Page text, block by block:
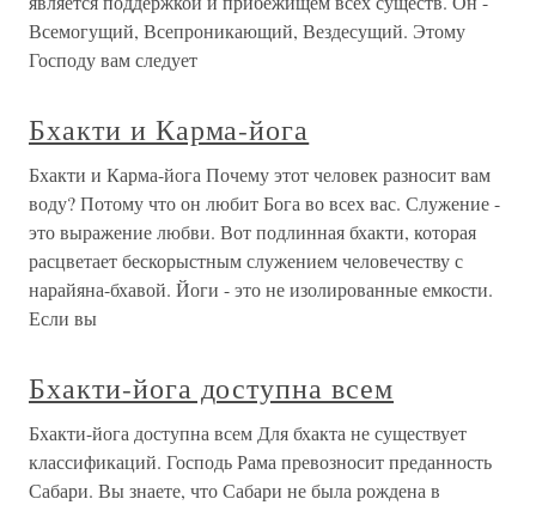
Всемогущий, Всепроникающий, Вездесущий. Этому
Господу вам следует
Бхакти и Карма-йога
Бхакти и Карма-йога Почему этот человек разносит вам
воду? Потому что он любит Бога во всех вас. Служение -
это выражение любви. Вот подлинная бхакти, которая
расцветает бескорыстным служением человечеству с
нарайяна-бхавой. Йоги - это не изолированные емкости.
Если вы
Бхакти-йога доступна всем
Бхакти-йога доступна всем Для бхакта не существует
классификаций. Господь Рама превозносит преданность
Сабари. Вы знаете, что Сабари не была рождена в